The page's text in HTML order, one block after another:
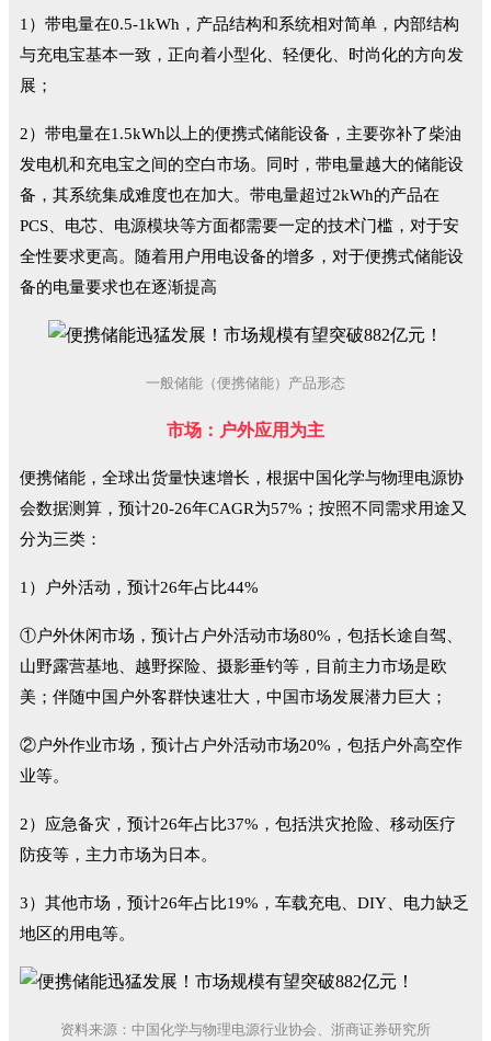
1）带电量在0.5-1kWh，产品结构和系统相对简单，内部结构
与充电宝基本一致，正向着小型化、轻便化、时尚化的方向发
展；
2）带电量在1.5kWh以上的便携式储能设备，主要弥补了柴油
发电机和充电宝之间的空白市场。同时，带电量越大的储能设
备，其系统集成难度也在加大。带电量超过2kWh的产品在
PCS、电芯、电源模块等方面都需要一定的技术门槛，对于安
全性要求更高。随着用户用电设备的增多，对于便携式储能设
备的电量要求也在逐渐提高
一般储能（便携储能）产品形态
市场：户外应用为主
便携储能，全球出货量快速增长，根据中国化学与物理电源协
会数据测算，预计20-26年CAGR为57%；按照不同需求用途又
分为三类：
1）户外活动，预计26年占比44%
①户外休闲市场，预计占户外活动市场80%，包括长途自驾、
山野露营基地、越野探险、摄影垂钓等，目前主力市场是欧
美；伴随中国户外客群快速壮大，中国市场发展潜力巨大；
②户外作业市场，预计占户外活动市场20%，包括户外高空作
业等。
2）应急备灾，预计26年占比37%，包括洪灾抢险、移动医疗
防疫等，主力市场为日本。
3）其他市场，预计26年占比19%，车载充电、DIY、电力缺乏
地区的用电等。
资料来源：中国化学与物理电源行业协会、浙商证券研究所